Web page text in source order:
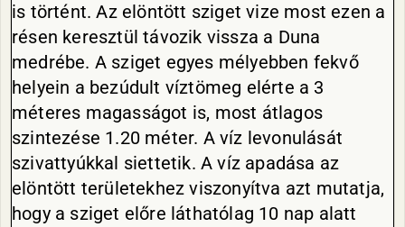
is történt. Az elöntött sziget vize most ezen a
résen keresztül távozik vissza a Duna
medrébe. A sziget egyes mélyebben fekvő
helyein a bezúdult víztömeg elérte a 3
méteres magasságot is, most átlagos
szintezése 1.20 méter. A víz levonulását
szivattyúkkal siettetik. A víz apadása az
elöntött területekhez viszonyítva azt mutatja,
hogy a sziget előre láthatólag 10 nap alatt